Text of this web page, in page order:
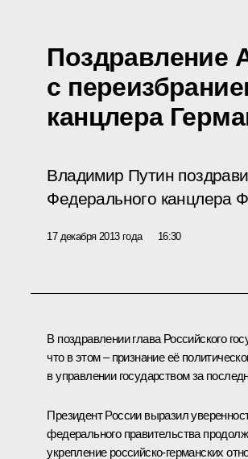
Поздравление
с
канцлера
Владимир Путин
Федерального канцлера
17 декабря 2013 года 16:30
В поздравлении глава Российского
что в этом – признание её
в управлении государством за
Президент России выразил
федерального правительства
укрепление российско-германских